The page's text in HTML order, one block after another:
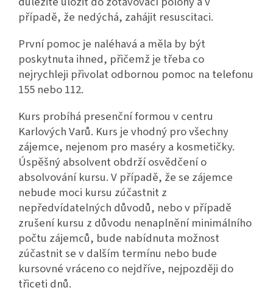
případě, že nedýchá, zahájit resuscitaci.
První pomoc je naléhavá a měla by být
poskytnuta ihned, přičemž je třeba co
nejrychleji přivolat odbornou pomoc na telefonu
155 nebo 112.
Kurs probíhá presenční formou v centru
Karlových Varů. Kurs je vhodný pro všechny
zájemce, nejenom pro maséry a kosmetičky.
Úspěšný absolvent obdrží osvědčení o
absolvování kursu. V případě, že se zájemce
nebude moci kursu zúčastnit z
nepředvídatelných důvodů, nebo v případě
zrušení kursu z důvodu nenaplnění minimálního
počtu zájemců, bude nabídnuta možnost
zúčastnit se v dalším termínu nebo bude
kursovné vráceno co nejdříve, nejpozději do
třiceti dnů.